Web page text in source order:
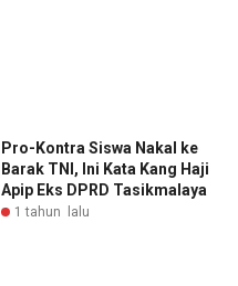
Pro-Kontra Siswa Nakal ke
Barak TNI, Ini Kata Kang Haji
Apip Eks DPRD Tasikmalaya
1 tahun lalu